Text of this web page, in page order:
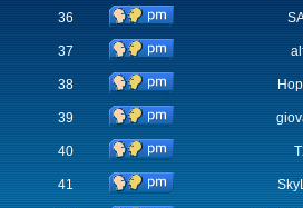
36
37
38
39
40
41